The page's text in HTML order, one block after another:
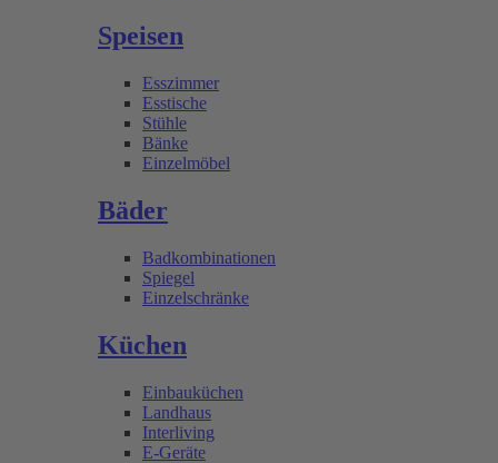
Speisen
Esszimmer
Esstische
Stühle
Bänke
Einzelmöbel
Bäder
Badkombinationen
Spiegel
Einzelschränke
Küchen
Einbauküchen
Landhaus
Interliving
E-Geräte